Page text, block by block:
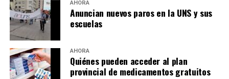
AHORA
Anuncian nuevos paros en la UNS y sus
escuelas
AHORA
Quiénes pueden acceder al plan
provincial de medicamentos gratuitos